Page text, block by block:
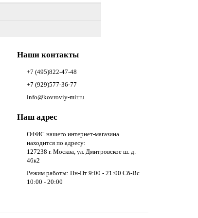
Наши контакты
+7 (495)822-47-48
+7 (929)577-36-77
info@kovroviy-mir.ru
Наш адрес
ОФИС нашего интернет-магазина
находится по адресу:
127238 г. Москва, ул. Дмитровское ш. д.
46к2
Режим работы: Пн-Пт 9:00 - 21:00 Сб-Вс
10:00 - 20:00